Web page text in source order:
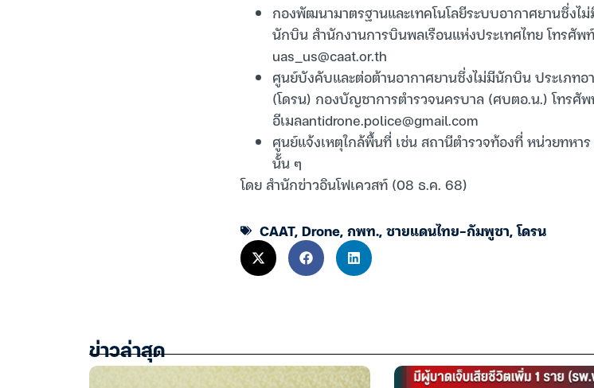
กองพัฒนามาตรฐานและเทคโนโลยีระบบอากาศยานซึ่ง
นักบิน สำนักงานการบินพลเรือนแห่งประเทศไทย โทรศั
uas_us@caat.or.th
ศูนย์บังคับและต่อต้านอากาศยานซึ่งไม่มีนักบิน ประเภท
(โดรน) กองบัญชาการตำรวจนครบาล (ศบตอ.น.) โทรศั
อีเมลantidrone.police@gmail.com
ศูนย์แจ้งเหตุใกล้พื้นที่ เช่น สถานีตำรวจท้องที่ หน่วยทห
นั้น ๆ
โดย สำนักข่าวอินโฟเควสท์ (08 ธ.ค. 68)
CAAT,Drone,กพท.,ชายแดนไทย-กัมพูชา,โดรน
ข่าวล่าสุด